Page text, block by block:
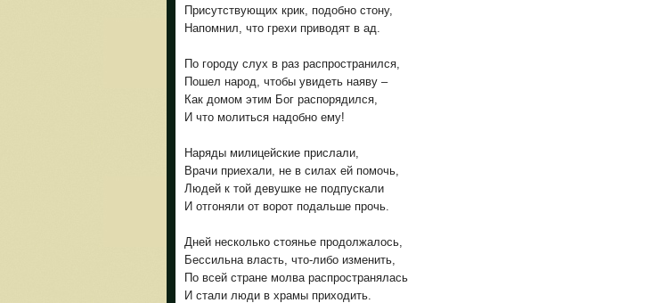
Присутствующих крик, подобно стону,
Напомнил, что грехи приводят в ад.
По городу слух в раз распространился,
Пошел народ, чтобы увидеть наяву –
Как домом этим Бог распорядился,
И что молиться надобно ему!
Наряды милицейские прислали,
Врачи приехали, не в силах ей помочь,
Людей к той девушке не подпускали
И отгоняли от ворот подальше прочь.
Дней несколько стоянье продолжалось,
Бессильна власть, что-либо изменить,
По всей стране молва распространялась
И стали люди в храмы приходить.